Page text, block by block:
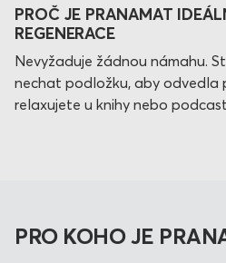
PROČ JE PRANAMAT
REGENERACE
Nevyžaduje žádnou námahu.
nechat podložku, aby odvedla
relaxujete u knihy nebo
PRO KOHO JE